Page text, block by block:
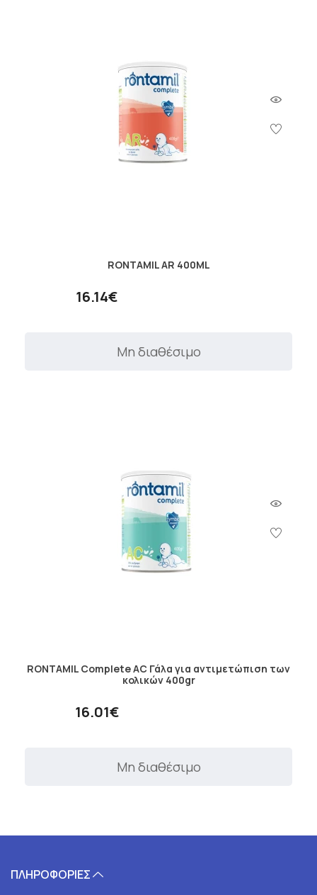
RONTAMIL AR 400ML
16.14€
Μη διαθέσιμο
RONTAMIL Complete AC Γάλα για αντιμετώπιση των
κολικών 400gr
16.01€
Μη διαθέσιμο
ΠΛΗΡΟΦΟΡΙΕΣ